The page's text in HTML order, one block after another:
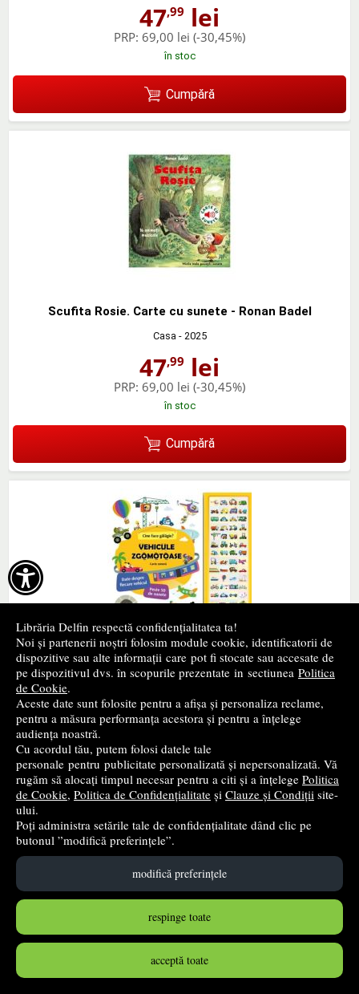

Librăria Delfin respectă confidențialitatea ta!
Noi și partenerii noștri folosim module cookie, identificatorii de
dispozitive sau alte informații care pot fi stocate sau accesate de
pe dispozitivul dvs. în scopurile prezentate in sectiunea Politica
de Cookie.
Aceste date sunt folosite pentru a afișa și personaliza reclame,
pentru a măsura performanța acestora și pentru a înțelege
audiența noastră.
Cu acordul tău, putem folosi datele tale
personale pentru publicitate personalizată și nepersonalizată. Vă
rugăm să alocați timpul necesar pentru a citi și a înțelege Politica
de Cookie, Politica de Confidențialitate și Clauze și Condiții site-
ului.
Poți administra setările tale de confidențialitate dând clic pe
butonul ”modifică preferințele”.
modifică preferințele
respinge toate
acceptă toate
47,99 lei
PRP: 69,00 lei (-30,45%)
în stoc
Cumpără
Scufita Rosie. Carte cu sunete - Ronan Badel
Casa- 2025
47,99 lei
PRP: 69,00 lei (-30,45%)
în stoc
Cumpără
Vehicule zgomotoase. Cine face galagie?
94,99 lei
în stoc
Cumpără